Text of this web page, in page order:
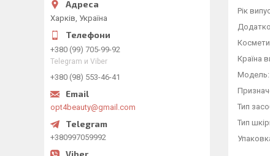
Рік
Країна
Модель:
Тип
Тип
Харків, Україна
+380 (99) 705-99-92
Telegram и Viber
+380 (98) 553-46-41
opt4beauty@gmail.com
+380997059992